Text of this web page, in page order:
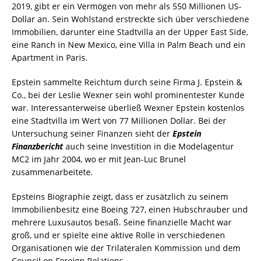
2019, gibt er ein Vermögen von mehr als 550 Millionen US-
Dollar an. Sein Wohlstand erstreckte sich über verschiedene
Immobilien, darunter eine Stadtvilla an der Upper East Side,
eine Ranch in New Mexico, eine Villa in Palm Beach und ein
Apartment in Paris.
Epstein sammelte Reichtum durch seine Firma J. Epstein &
Co., bei der Leslie Wexner sein wohl prominentester Kunde
war. Interessanterweise überließ Wexner Epstein kostenlos
eine Stadtvilla im Wert von 77 Millionen Dollar. Bei der
Untersuchung seiner Finanzen sieht der Epstein
Finanzbericht auch seine Investition in die Modelagentur
MC2 im Jahr 2004, wo er mit Jean-Luc Brunel
zusammenarbeitete.
Epsteins Biographie zeigt, dass er zusätzlich zu seinem
Immobilienbesitz eine Boeing 727, einen Hubschrauber und
mehrere Luxusautos besaß. Seine finanzielle Macht war
groß, und er spielte eine aktive Rolle in verschiedenen
Organisationen wie der Trilateralen Kommission und dem